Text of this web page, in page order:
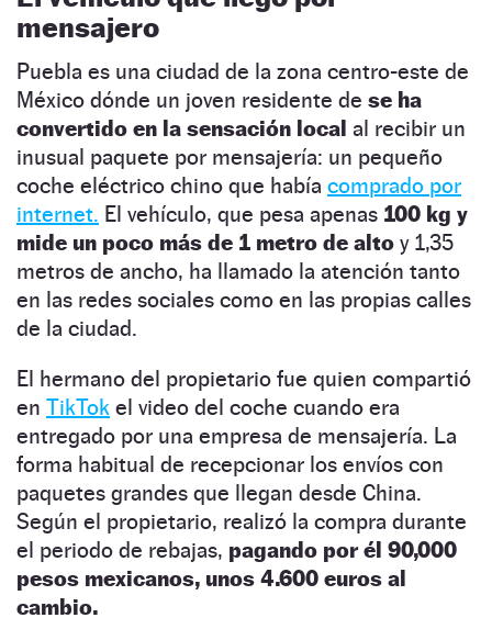
mensajero
Puebla es una ciudad de la zona centro-este de
México dónde un joven residente de se ha
convertido en la sensación local al recibir un
inusual paquete por mensajería: un pequeño
coche eléctrico chino que había comprado por
internet. El vehículo, que pesa apenas 100 kg y
mide un poco más de 1 metro de alto y 1,35
metros de ancho, ha llamado la atención tanto
en las redes sociales como en las propias calles
de la ciudad.
El hermano del propietario fue quien compartió
en TikTok el video del coche cuando era
entregado por una empresa de mensajería. La
forma habitual de recepcionar los envíos con
paquetes grandes que llegan desde China.
Según el propietario, realizó la compra durante
el periodo de rebajas, pagando por él 90,000
pesos mexicanos, unos 4.600 euros al
cambio.